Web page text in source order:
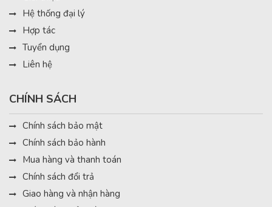
Hệ thống đại lý
Hợp tác
Tuyển dụng
Liên hệ
CHÍNH SÁCH
Chính sách bảo mật
Chính sách bảo hành
Mua hàng và thanh toán
Chính sách đổi trả
Giao hàng và nhận hàng